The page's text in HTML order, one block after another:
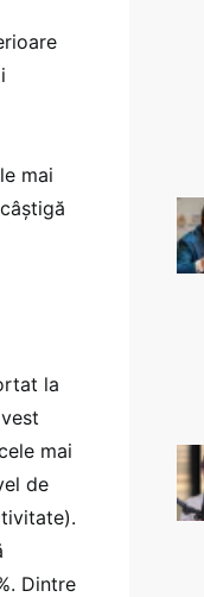
mai
la
mai
de
Dintre